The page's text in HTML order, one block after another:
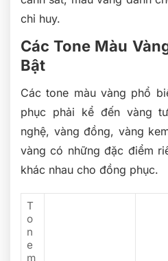
chỉ huy.
Các Tone Màu
Bật
Các tone màu vàng phổ
phục phải kể đến vàng
nghệ, vàng đồng, vàng
vàng có những đặc điểm
khác nhau cho đồng phục.
T
o
n
e
m